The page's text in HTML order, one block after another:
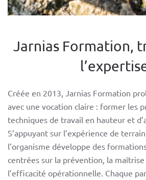
Jarnias Formation,
Créée en 2013, Jarnias Formation
avec une vocation claire : former les
techniques de travail en hauteur et
S’appuyant sur l’expérience de
l’organisme développe des
centrées sur la prévention, la
l’efficacité opérationnelle. Chaque